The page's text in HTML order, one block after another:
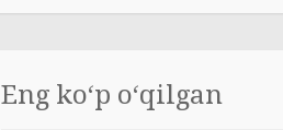
Eng ko‘p o‘qilgan